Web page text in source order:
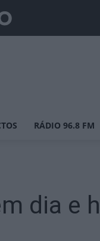
RÁDIO 96.8 FM
dia e